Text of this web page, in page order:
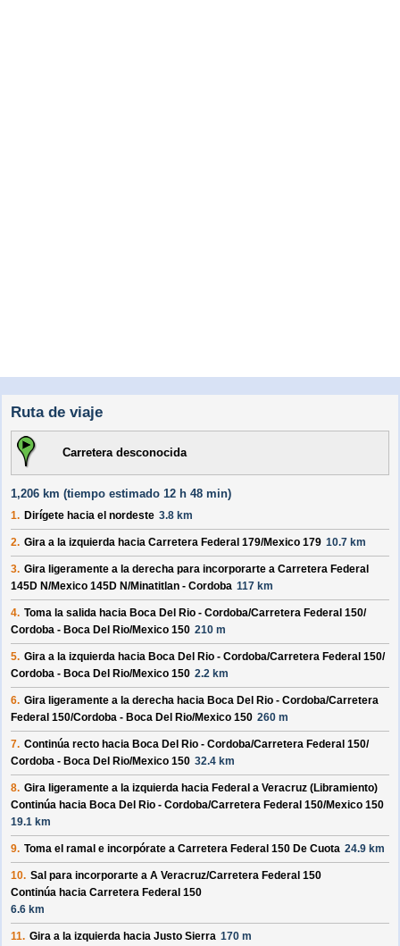
Ruta de viaje
Carretera desconocida
1,206 km (tiempo estimado 12 h 48 min)
1. Dirígete hacia el nordeste 3.8 km
2. Gira a la izquierda hacia Carretera Federal 179/Mexico 179 10.7 km
3. Gira ligeramente a la derecha para incorporarte a Carretera Federal
145D N/Mexico 145D N/Minatitlan - Cordoba 117 km
4. Toma la salida hacia Boca Del Rio - Cordoba/Carretera Federal 150/
Cordoba - Boca Del Rio/Mexico 150 210 m
5. Gira a la izquierda hacia Boca Del Rio - Cordoba/Carretera Federal 150/
Cordoba - Boca Del Rio/Mexico 150 2.2 km
6. Gira ligeramente a la derecha hacia Boca Del Rio - Cordoba/Carretera
Federal 150/Cordoba - Boca Del Rio/Mexico 150 260 m
7. Continúa recto hacia Boca Del Rio - Cordoba/Carretera Federal 150/
Cordoba - Boca Del Rio/Mexico 150 32.4 km
8. Gira ligeramente a la izquierda hacia Federal a Veracruz (Libramiento)
Continúa hacia Boca Del Rio - Cordoba/Carretera Federal 150/Mexico 150
19.1 km
9. Toma el ramal e incorpórate a Carretera Federal 150 De Cuota 24.9 km
10. Sal para incorporarte a A Veracruz/Carretera Federal 150
Continúa hacia Carretera Federal 150
6.6 km
11. Gira a la izquierda hacia Justo Sierra 170 m